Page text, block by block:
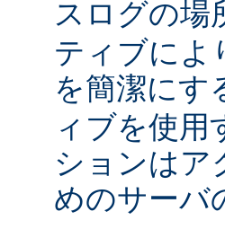
スログの場
ティブによ
を簡潔にす
ィブを使
ションはア
めのサーバ